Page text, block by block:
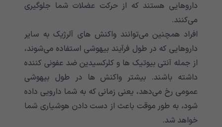
داروهایی هستند که از حرکت عضلات شما جلوگیری
می‌‌‌‌‌‌‌‌‌‌‌‌‌‌‌‌‌‌‌‌‌‌‌‌‌‌‌‌‌‌‌‌‌‌‌‌‌‌‌‌‌‌‌کنند.
افراد همچنین می‌‌‌‌‌‌‌‌‌‌‌‌‌‌‌‌‌‌‌‌‌‌‌‌‌‌‌‌‌‌‌‌‌‌‌‌‌‌‌‌‌‌‌توانند واکنش های آلرژیک به سایر
داروهایی که در طول فرآیند بیهوشی استفاده می‌‌‌‌‌‌‌‌‌‌‌‌‌‌‌‌‌‌‌‌‌‌‌‌‌‌‌‌‌‌‌‌‌‌‌‌‌‌‌‌‌‌‌شوند،
از جمله آنتی بیوتیک ها و کلرکسیدین ضد عفونی کننده
داشته باشند. بیشتر واکنش ها در طول بیهوشی
عمومی‌‌‌‌‌‌‌‌‌‌‌‌‌‌‌‌‌‌‌‌‌‌‌‌‌‌‌‌‌‌‌‌‌‌‌‌‌‌‌‌‌‌‌ رخ می‌‌‌‌‌‌‌‌‌‌‌‌‌‌‌‌‌‌‌‌‌‌‌‌‌‌‌‌‌‌‌‌‌‌‌‌‌‌‌‌‌‌‌دهد، یعنی زمانی که به شما دارویی داده
شود، به طور موقت باعث از دست دادن هوشیاری شما
خواهد شد.